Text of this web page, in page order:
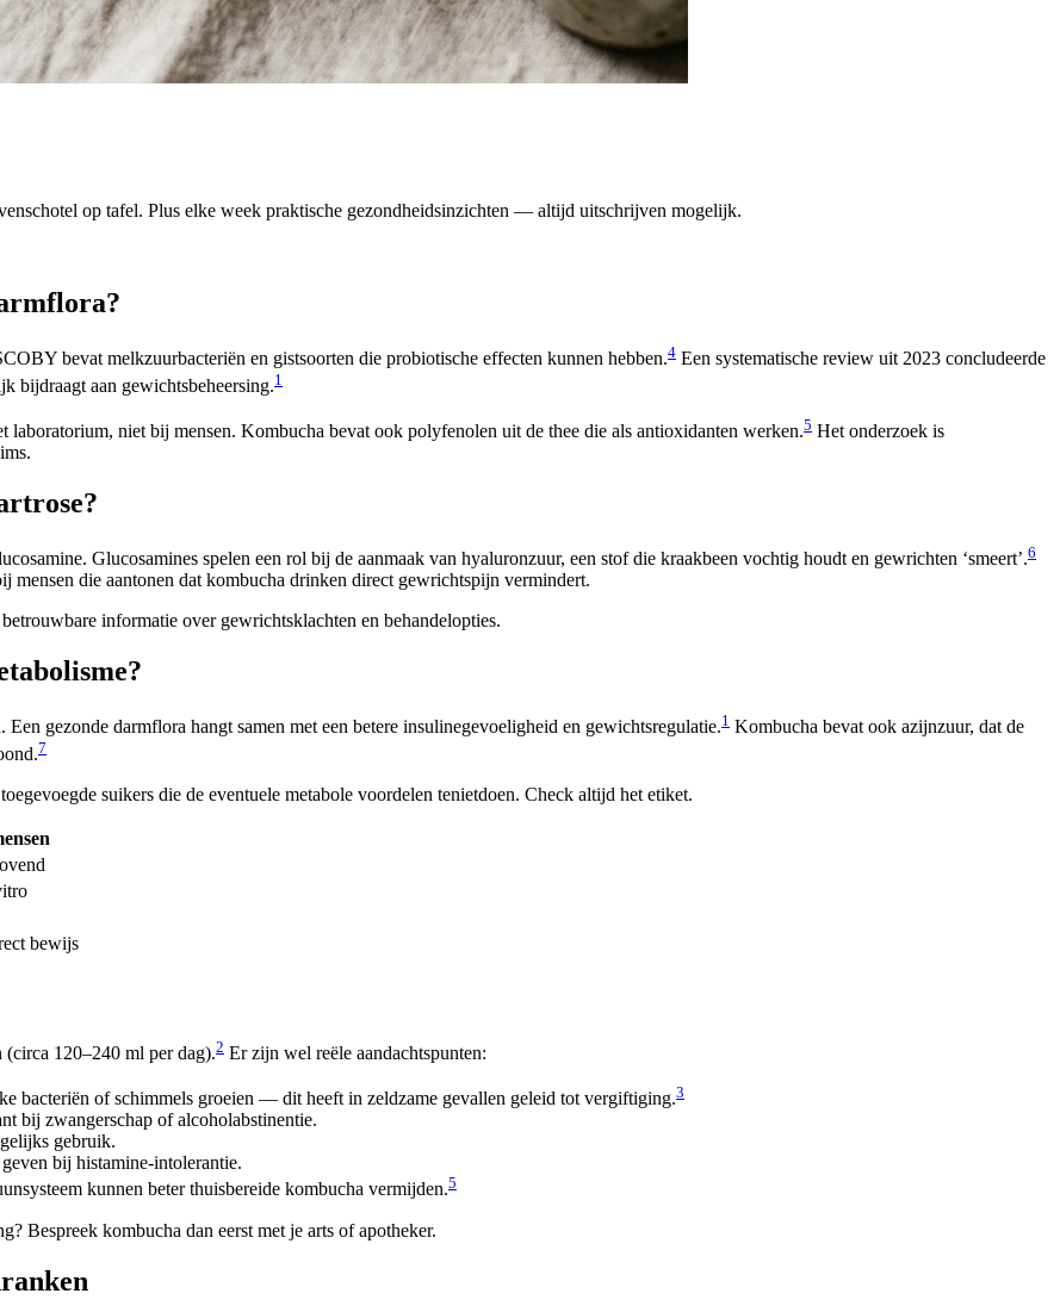
op tafel. Plus elke week praktische gezondheidsinzichten — altijd uitschrijven mogelijk.
bevat melkzuurbacteriën en gistsoorten die probiotische effecten kunnen hebben.4 Een systematische review uit 2023 concludeerde
bijdraagt aan gewichtsbeheersing.1
laboratorium, niet bij mensen. Kombucha bevat ook polyfenolen uit de thee die als antioxidanten werken.5 Het onderzoek is
Glucosamines spelen een rol bij de aanmaak van hyaluronzuur, een stof die kraakbeen vochtig houdt en gewrichten ‘smeert’.6
die aantonen dat kombucha drinken direct gewrichtspijn vermindert.
informatie over gewrichtsklachten en behandelopties.
gezonde darmflora hangt samen met een betere insulinegevoeligheid en gewichtsregulatie.1 Kombucha bevat ook azijnzuur, dat de
7
suikers die de eventuele metabole voordelen tenietdoen. Check altijd het etiket.
bewijs
120–240 ml per dag).2 Er zijn wel reële aandachtspunten:
bacteriën of schimmels groeien — dit heeft in zeldzame gevallen geleid tot vergiftiging.3
bij zwangerschap of alcoholabstinentie.
gebruik.
bij histamine-intolerantie.
kunnen beter thuisbereide kombucha vermijden.5
Bespreek kombucha dan eerst met je arts of apotheker.